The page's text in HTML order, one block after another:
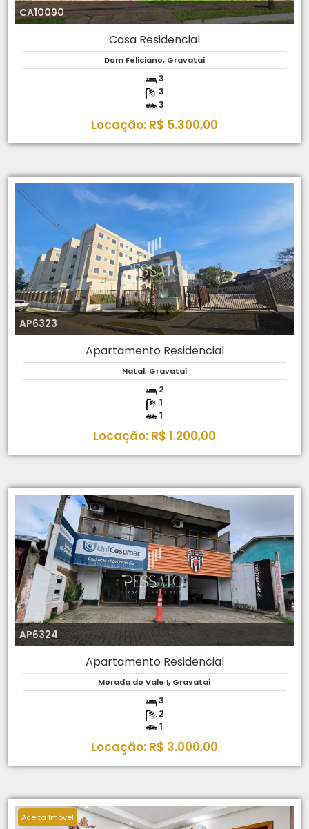
CA10090
Casa Residencial
Dom Feliciano, Gravataí
3
3
3
Locação: R$ 5.300,00
AP6323
Apartamento Residencial
Natal, Gravataí
2
1
1
Locação: R$ 1.200,00
AP6324
Apartamento Residencial
Morada do Vale I, Gravataí
3
2
1
Locação: R$ 3.000,00
Aceita Imóvel